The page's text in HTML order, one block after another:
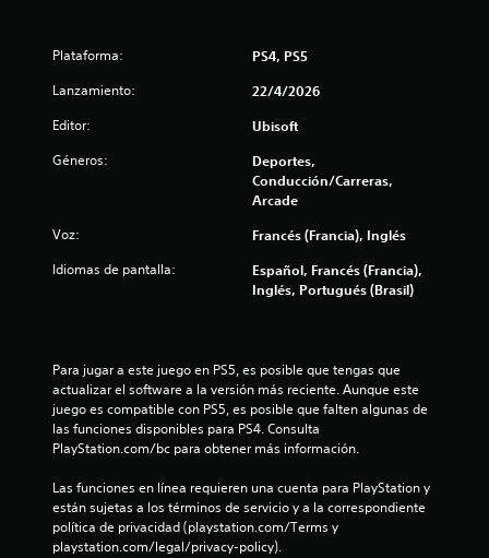
e
l
s
n
u
Plataforma: PS4, PS5
Lanzamiento: 22/4/2026
Editor: Ubisoft
Géneros:
Deportes,
Conducción/Carreras,
Arcade
Voz: Francés (Francia), Inglés
Idiomas de pantalla:
Español, Francés (Francia),
Inglés, Portugués (Brasil)
Para jugar a este juego en PS5, es posible que tengas que
actualizar el software a la versión más reciente. Aunque este
juego es compatible con PS5, es posible que falten algunas de
las funciones disponibles para PS4. Consulta
PlayStation.com/bc para obtener más información.
Las funciones en línea requieren una cuenta para PlayStation y
están sujetas a los términos de servicio y a la correspondiente
política de privacidad (playstation.com/Terms y
playstation.com/legal/privacy-policy).